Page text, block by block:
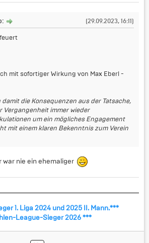
(29.09.2023, 16:11)
mit sofortiger Wirkung von Max Eberl -
damit die Konsequenzen aus der Tatsache,
Vergangenheit immer wieder
um ein mögliches Engagement
mit einem klaren Bekenntnis zum Verein
war nie ein ehemaliger
1. Liga 2024 und 2025 II. Mann.***
League-Sieger 2026 ***